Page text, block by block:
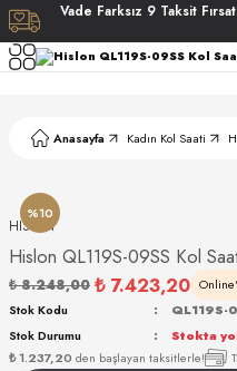
Vade Farksız 9 Taksit
Anasayfa Kadın Kol Saati
%10
HISLON
Hislon QL119S-09SS Kol
₺ 8.248,00 ₺ 7.423,20
₺ 1.237,20 den başlayan taksitlerle!
Stok Kodu
QL119S-
Stok Durumu
Stokta
CLUB
CLUB